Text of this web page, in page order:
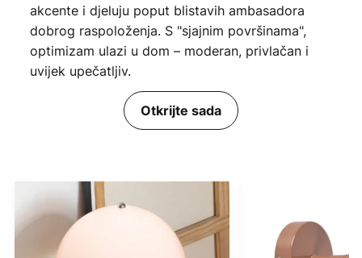
akcente i djeluju poput blistavih ambasadora
dobrog raspoloženja. S "sjajnim površinama",
optimizam ulazi u dom – moderan, privlačan i
uvijek upečatljiv.
Otkrijte sada